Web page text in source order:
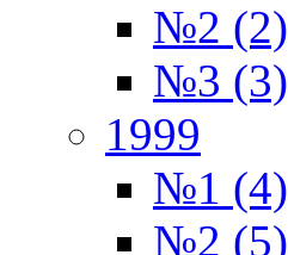
№2 (2)
№3 (3)
1999
№1 (4)
№2 (5)